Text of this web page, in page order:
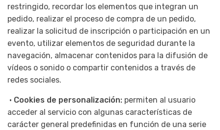
restringido, recordar los elementos que integran un
pedido, realizar el proceso de compra de un pedido,
realizar la solicitud de inscripción o participación en un
evento, utilizar elementos de seguridad durante la
navegación, almacenar contenidos para la difusión de
vídeos o sonido o compartir contenidos a través de
redes sociales.
• Cookies de personalización: permiten al usuario
acceder al servicio con algunas características de
carácter general predefinidas en función de una serie